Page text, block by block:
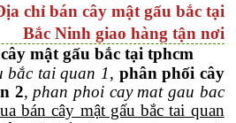
chỉ bán cây mật gấu bắc tại
Bắc Ninh giao hàng tận nơi
mật gấu bắc tại tphcm
bắc tai quan 1, phân phối cây
2, phan phoi cay mat gau bac
bán cây mật gấu bắc tai quan